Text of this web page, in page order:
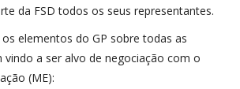
da FSD todos os seus representantes.
os elementos do GP sobre todas as
a ser alvo de negociação com o
(ME):